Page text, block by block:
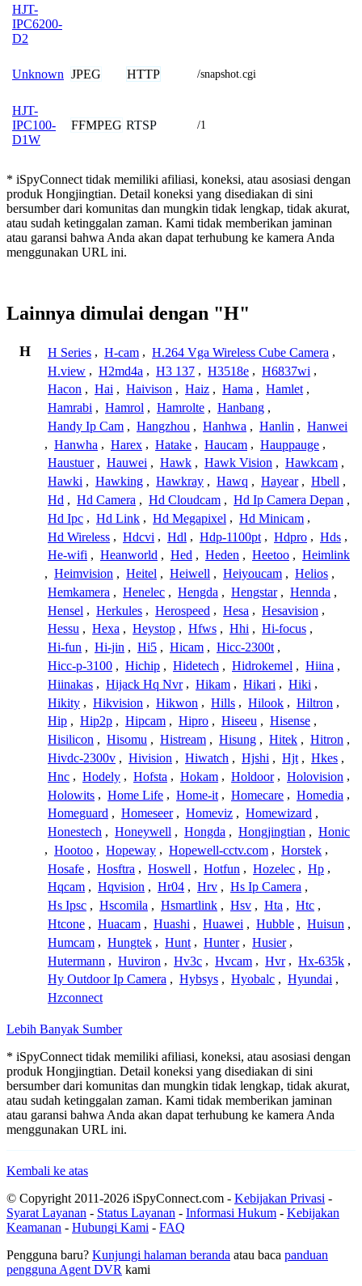
HJT-
IPC6200-
D2
Unknown JPEG HTTP /snapshot.cgi
HJT-
IPC100-
D1W
FFMPEG RTSP /1
* iSpyConnect tidak memiliki afiliasi, koneksi, atau asosiasi dengan
produk Hongjingtian. Detail koneksi yang disediakan di sini
bersumber dari komunitas dan mungkin tidak lengkap, tidak akurat,
atau sudah ketinggalan zaman. Kami tidak memberikan jaminan
atau garansi bahwa Anda akan dapat terhubung ke kamera Anda
menggunakan URL ini.
Lainnya dimulai dengan "H"
H H Series , H-cam , H.264 Vga Wireless Cube Camera ,
H.view , H2md4a , H3 137 , H3518e , H6837wi ,
Hacon , Hai , Haivison , Haiz , Hama , Hamlet ,
Hamrabi , Hamrol , Hamrolte , Hanbang ,
Handy Ip Cam , Hangzhou , Hanhwa , Hanlin , Hanwei
, Hanwha , Harex , Hatake , Haucam , Hauppauge ,
Haustuer , Hauwei , Hawk , Hawk Vision , Hawkcam ,
Hawki , Hawking , Hawkray , Hawq , Hayear , Hbell ,
Hd , Hd Camera , Hd Cloudcam , Hd Ip Camera Depan ,
Hd Ipc , Hd Link , Hd Megapixel , Hd Minicam ,
Hd Wireless , Hdcvi , Hdl , Hdp-1100pt , Hdpro , Hds ,
He-wifi , Heanworld , Hed , Heden , Heetoo , Heimlink
, Heimvision , Heitel , Heiwell , Heiyoucam , Helios ,
Hemkamera , Henelec , Hengda , Hengstar , Hennda ,
Hensel , Herkules , Herospeed , Hesa , Hesavision ,
Hessu , Hexa , Heystop , Hfws , Hhi , Hi-focus ,
Hi-fun , Hi-jin , Hi5 , Hicam , Hicc-2300t ,
Hicc-p-3100 , Hichip , Hidetech , Hidrokemel , Hiina ,
Hiinakas , Hijack Hq Nvr , Hikam , Hikari , Hiki ,
Hikity , Hikvision , Hikwon , Hills , Hilook , Hiltron ,
Hip , Hip2p , Hipcam , Hipro , Hiseeu , Hisense ,
Hisilicon , Hisomu , Histream , Hisung , Hitek , Hitron ,
Hivdc-2300v , Hivision , Hiwatch , Hjshi , Hjt , Hkes ,
Hnc , Hodely , Hofsta , Hokam , Holdoor , Holovision ,
Holowits , Home Life , Home-it , Homecare , Homedia ,
Homeguard , Homeseer , Homeviz , Homewizard ,
Honestech , Honeywell , Hongda , Hongjingtian , Honic
, Hootoo , Hopeway , Hopewell-cctv.com , Horstek ,
Hosafe , Hosftra , Hoswell , Hotfun , Hozelec , Hp ,
Hqcam , Hqvision , Hr04 , Hrv , Hs Ip Camera ,
Hs Ipsc , Hscomila , Hsmartlink , Hsv , Hta , Htc ,
Htcone , Huacam , Huashi , Huawei , Hubble , Huisun ,
Humcam , Hungtek , Hunt , Hunter , Husier ,
Hutermann , Huviron , Hv3c , Hvcam , Hvr , Hx-635k ,
Hy Outdoor Ip Camera , Hybsys , Hyobalc , Hyundai ,
Hzconnect
Lebih Banyak Sumber
* iSpyConnect tidak memiliki afiliasi, koneksi, atau asosiasi dengan
produk Hongjingtian. Detail koneksi yang disediakan di sini
bersumber dari komunitas dan mungkin tidak lengkap, tidak akurat,
atau sudah ketinggalan zaman. Kami tidak memberikan jaminan
atau garansi bahwa Anda akan dapat terhubung ke kamera Anda
menggunakan URL ini.
Kembali ke atas
© Copyright 2011-2026 iSpyConnect.com - Kebijakan Privasi -
Syarat Layanan - Status Layanan - Informasi Hukum - Kebijakan
Keamanan - Hubungi Kami - FAQ
Pengguna baru? Kunjungi halaman beranda atau baca panduan
pengguna Agent DVR kami